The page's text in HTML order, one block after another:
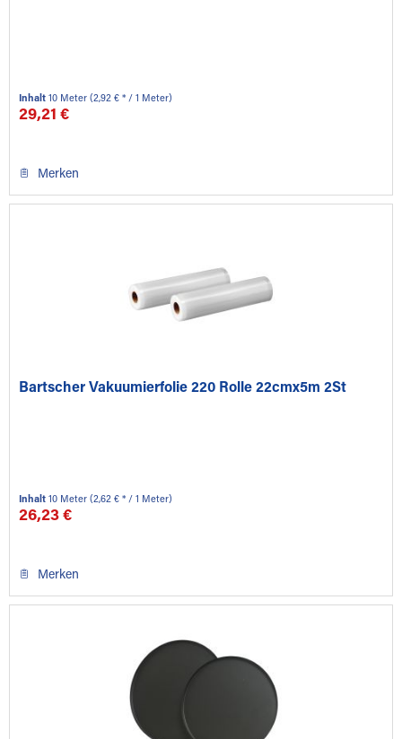
Inhalt 10 Meter(2,92 € * / 1 Meter)
29,21 €
Merken
Bartscher Vakuumierfolie 220 Rolle 22cmx5m 2St
Inhalt10 Meter(2,62 € * / 1 Meter)
26,23 €
Merken